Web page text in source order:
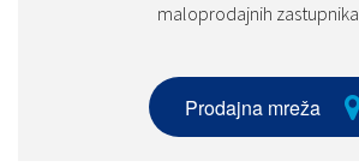
maloprodajnih zastupnika
Prodajna mreža